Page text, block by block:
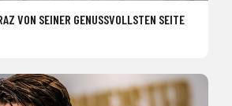
VON SEINER GENUSSVOLLSTEN SEITE